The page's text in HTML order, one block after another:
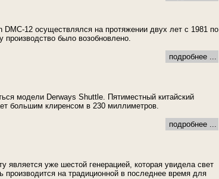
DMC-12 осуществлялся на протяжении двух лет с 1981 по
производство было возобновлено.
подробнее ...
модели Derways Shuttle. Пятиместный китайский
большим клиренсом в 230 миллиметров.
подробнее ...
является уже шестой генерацией, которая увидела свет
производится на традиционной в последнее время для